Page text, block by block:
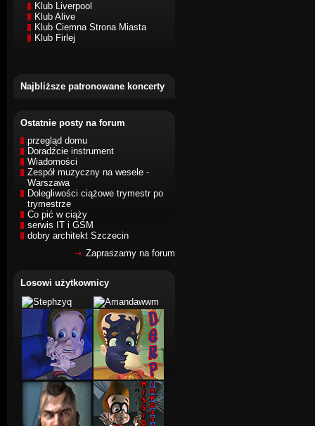
Klub Liverpool
Klub Alive
Klub Ciemna Strona Miasta
Klub Firlej
Najbliższe patronowane koncerty
Ostatnie posty na forum
przegląd domu
Doradźcie instrument
Wiadomości
Zespół muzyczny na wesele -
Warszawa
Dolegliwości ciążowe trymestr po
trymestrze
Co pić w ciąży
serwis IT i GSM
dobry architekt Szczecin
Zapraszamy na forum
Losowi użytkownicy